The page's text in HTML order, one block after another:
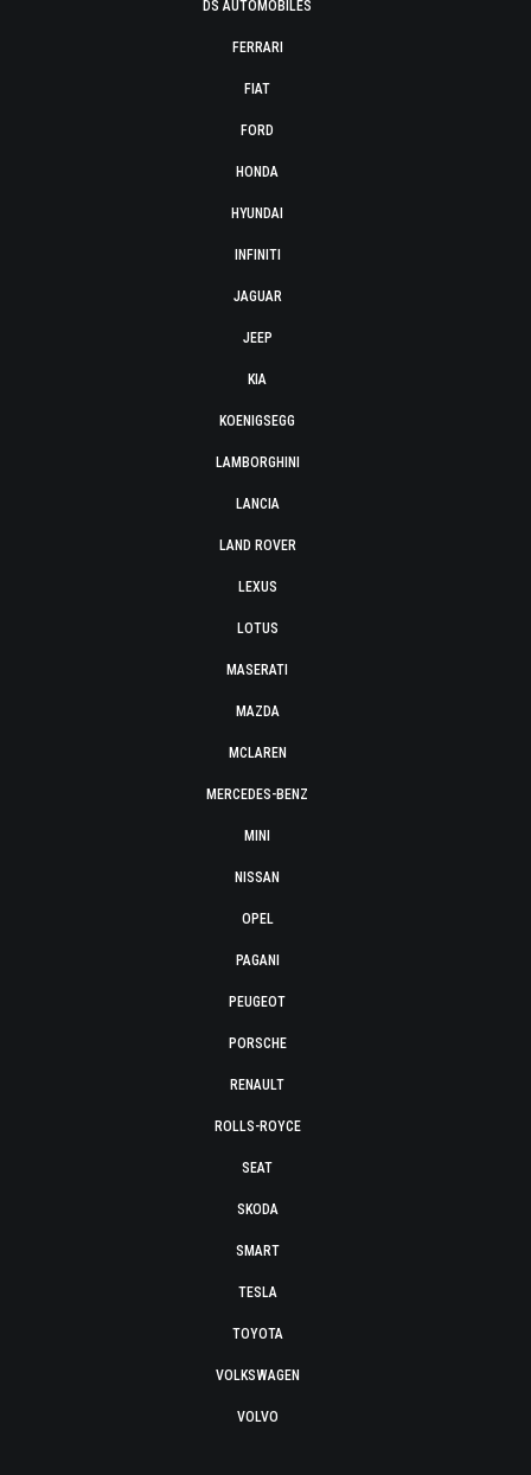
DS AUTOMOBILES
FERRARI
FIAT
FORD
HONDA
HYUNDAI
INFINITI
JAGUAR
JEEP
KIA
KOENIGSEGG
LAMBORGHINI
LANCIA
LAND ROVER
LEXUS
LOTUS
MASERATI
MAZDA
MCLAREN
MERCEDES-BENZ
MINI
NISSAN
OPEL
PAGANI
PEUGEOT
PORSCHE
RENAULT
ROLLS-ROYCE
SEAT
SKODA
SMART
TESLA
TOYOTA
VOLKSWAGEN
VOLVO